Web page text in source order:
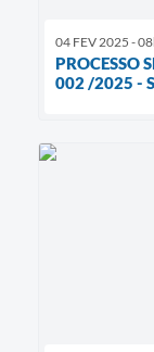
04 FEV 2025 -
PROCESSO
002 /2025 -